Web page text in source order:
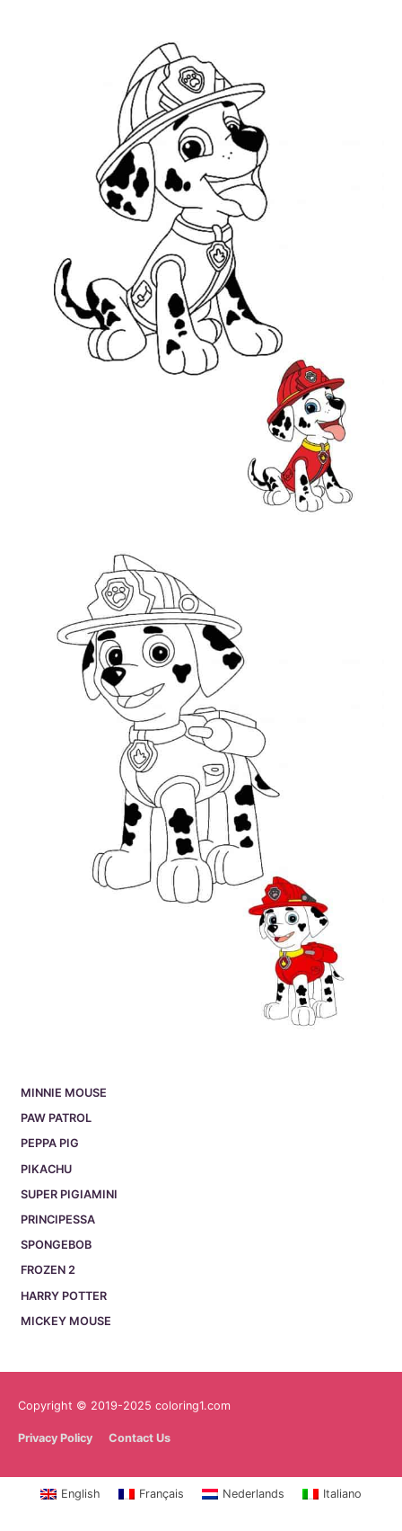
MINNIE MOUSE
PAW PATROL
PEPPA PIG
PIKACHU
SUPER PIGIAMINI
PRINCIPESSA
SPONGEBOB
FROZEN 2
HARRY POTTER
MICKEY MOUSE
Copyright © 2019-2025 coloring1.com
Privacy Policy Contact Us
English Français Nederlands Italiano